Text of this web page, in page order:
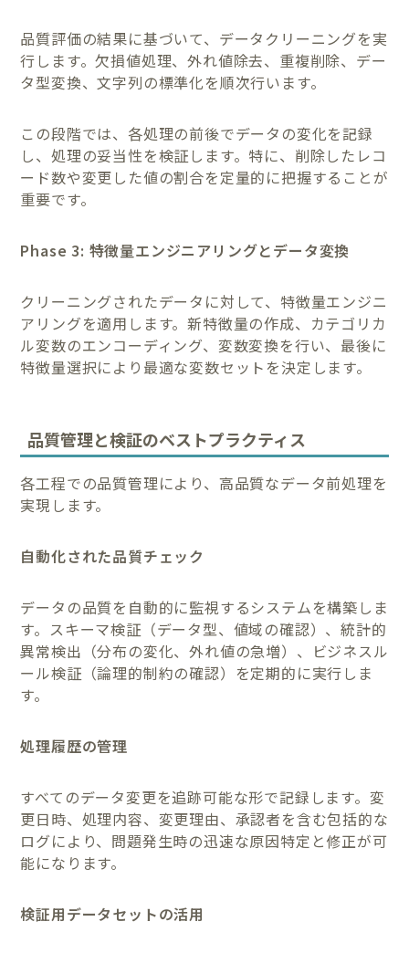
品質評価の結果に基づいて、データクリーニングを実
行します。欠損値処理、外れ値除去、重複削除、デー
タ型変換、文字列の標準化を順次行います。
この段階では、各処理の前後でデータの変化を記録
し、処理の妥当性を検証します。特に、削除したレコ
ード数や変更した値の割合を定量的に把握することが
重要です。
Phase 3: 特徴量エンジニアリングとデータ変換
クリーニングされたデータに対して、特徴量エンジニ
アリングを適用します。新特徴量の作成、カテゴリカ
ル変数のエンコーディング、変数変換を行い、最後に
特徴量選択により最適な変数セットを決定します。
品質管理と検証のベストプラクティス
各工程での品質管理により、高品質なデータ前処理を
実現します。
自動化された品質チェック
データの品質を自動的に監視するシステムを構築しま
す。スキーマ検証（データ型、値域の確認）、統計的
異常検出（分布の変化、外れ値の急増）、ビジネスル
ール検証（論理的制約の確認）を定期的に実行しま
す。
処理履歴の管理
すべてのデータ変更を追跡可能な形で記録します。変
更日時、処理内容、変更理由、承認者を含む包括的な
ログにより、問題発生時の迅速な原因特定と修正が可
能になります。
検証用データセットの活用